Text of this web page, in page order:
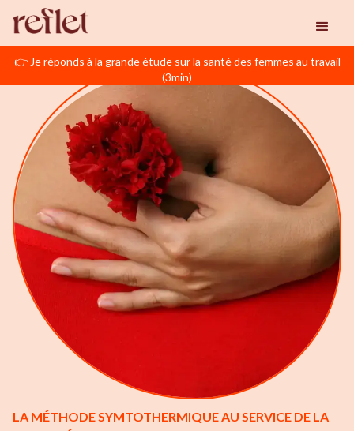
👉 Je réponds à la grande étude sur la santé des femmes au travail
(3min)
LA MÉTHODE SYMTOTHERMIQUE AU SERVICE DE LA